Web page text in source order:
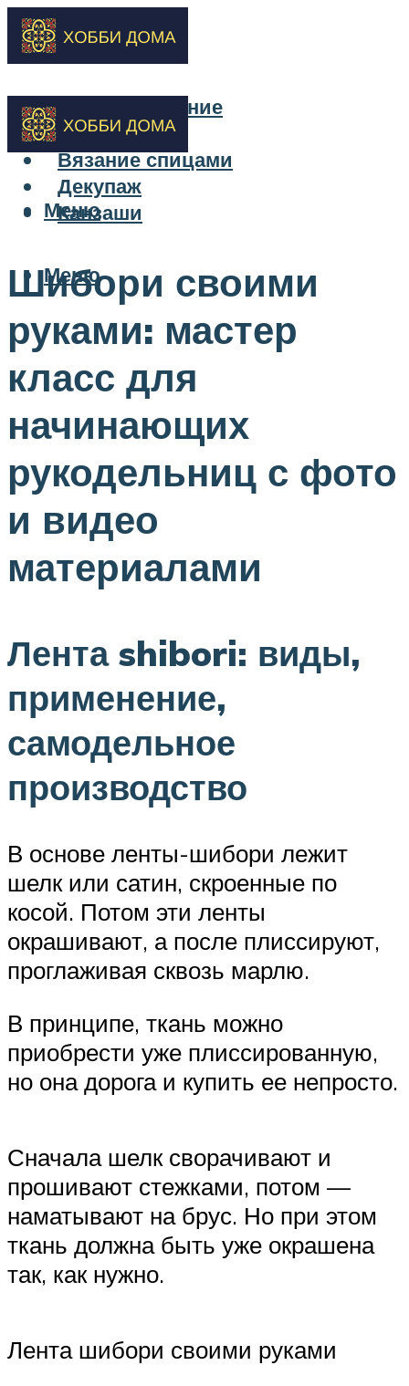
Бисероплетение
Вышивка
Вязание спицами
Декупаж
Канзаши
Меню
Меню
Шибори своими
руками: мастер
класс для
начинающих
рукодельниц с фото
и видео
материалами
Лента shibori: виды,
применение,
самодельное
производство
В основе ленты-шибори лежит
шелк или сатин, скроенные по
косой. Потом эти ленты
окрашивают, а после плиссируют,
проглаживая сквозь марлю.
В принципе, ткань можно
приобрести уже плиссированную,
но она дорога и купить ее непросто.
Сначала шелк сворачивают и
прошивают стежками, потом —
наматывают на брус. Но при этом
ткань должна быть уже окрашена
так, как нужно.
Лента шибори своими руками